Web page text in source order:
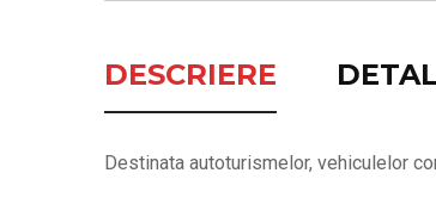
DESCRIERE
Destinata autoturismelor, vehiculelor